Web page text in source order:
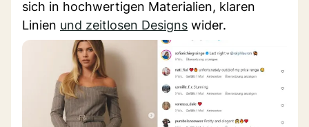
sich in hochwertigen Materialien, klaren
Linien und zeitlosen Designs wider.